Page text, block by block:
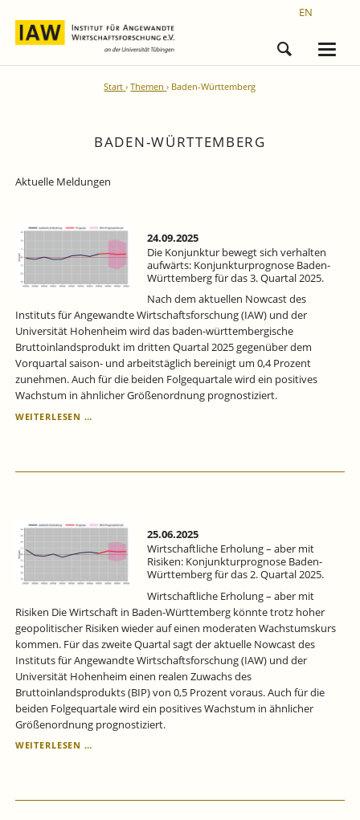
EN
Start Themen Baden-Württemberg
BADEN-WÜRTTEMBERG
Aktuelle Meldungen
24.09.2025
Die Konjunktur bewegt sich verhalten
aufwärts: Konjunkturprognose Baden-
Württemberg für das 3. Quartal 2025.
Nach dem aktuellen Nowcast des
Instituts für Angewandte Wirtschaftsforschung (IAW) und der
Universität Hohenheim wird das baden-württembergische
Bruttoinlandsprodukt im dritten Quartal 2025 gegenüber dem
Vorquartal saison- und arbeitstäglich bereinigt um 0,4 Prozent
zunehmen. Auch für die beiden Folgequartale wird ein positives
Wachstum in ähnlicher Größenordnung prognostiziert.
WEITERLESEN …
VERHALTEN
WÜRTTEMBERG
FÜR
DAS
25.06.2025
Wirtschaftliche Erholung – aber mit
Risiken: Konjunkturprognose Baden-
Württemberg für das 2. Quartal 2025.
Wirtschaftliche Erholung – aber mit
Risiken Die Wirtschaft in Baden-Württemberg könnte trotz hoher
geopolitischer Risiken wieder auf einen moderaten Wachstumskurs
kommen. Für das zweite Quartal sagt der aktuelle Nowcast des
Instituts für Angewandte Wirtschaftsforschung (IAW) und der
Universität Hohenheim einen realen Zuwachs des
Bruttoinlandsprodukts (BIP) von 0,5 Prozent voraus. Auch für die
beiden Folgequartale wird ein positives Wachstum in ähnlicher
Größenordnung prognostiziert.
WEITERLESEN …WIRTSCHAFTLICHE
MIT